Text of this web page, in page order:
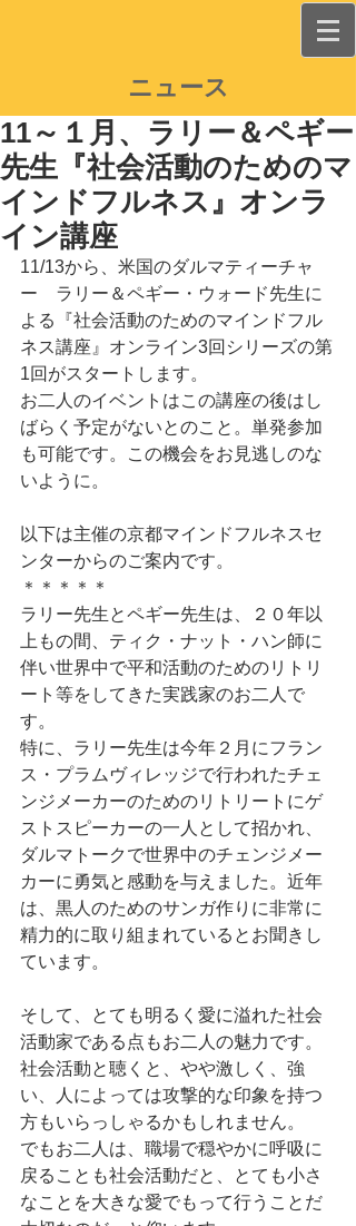
ニュース
11～１月、ラリー＆ペギー
先生『社会活動のためのマ
インドフルネス』オンラ
イン講座
11/13から、米国のダルマティーチャ
ー　ラリー＆ペギー・ウォード先生に
よる『社会活動のためのマインドフル
ネス講座』オンライン3回シリーズの第
1回がスタートします。
お二人のイベントはこの講座の後はし
ばらく予定がないとのこと。単発参加
も可能です。この機会をお見逃しのな
いように。
以下は主催の京都マインドフルネスセ
ンターからのご案内です。
＊＊＊＊＊
ラリー先生とペギー先生は、２０年以
上もの間、ティク・ナット・ハン師に
伴い世界中で平和活動のためのリトリ
ート等をしてきた実践家のお二人で
す。
特に、ラリー先生は今年２月にフラン
ス・プラムヴィレッジで行われたチェ
ンジメーカーのためのリトリートにゲ
ストスピーカーの一人として招かれ、
ダルマトークで世界中のチェンジメー
カーに勇気と感動を与えました。近年
は、黒人のためのサンガ作りに非常に
精力的に取り組まれているとお聞きし
ています。
そして、とても明るく愛に溢れた社会
活動家である点もお二人の魅力です。
社会活動と聴くと、やや激しく、強
い、人によっては攻撃的な印象を持つ
方もいらっしゃるかもしれません。
でもお二人は、職場で穏やかに呼吸に
戻ることも社会活動だと、とても小さ
なことを大きな愛でもって行うことだ